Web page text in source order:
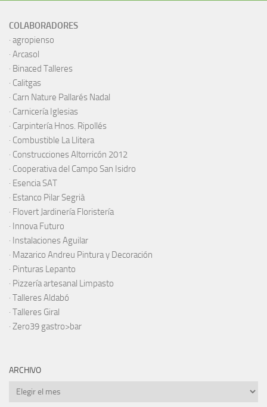
COLABORADORES
· agropienso
· Arcasol
· Binaced Talleres
· Calitgas
· Carn Nature Pallarés Nadal
· Carnicería Iglesias
· Carpintería Hnos. Ripollés
· Combustible La Llitera
· Construcciones Altorricón 2012
· Cooperativa del Campo San Isidro
· Esencia SAT
· Estanco Pilar Segrià
· Flovert Jardinería Floristería
· Innova Futuro
· Instalaciones Aguilar
· Mazarico Andreu Pintura y Decoración
· Pinturas Lepanto
· Pizzería artesanal Limpasto
· Talleres Aldabó
· Talleres Giral
· Zero39 gastro>bar
ARCHIVO
Archivo